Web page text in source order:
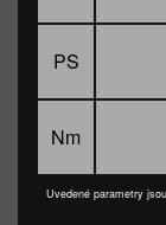
PS
Nm
Uvedené parametry